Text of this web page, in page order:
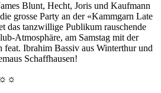
Blunt, Hecht, Joris und Kaufmann
grosse Party an der «Kammgarn Late
das tanzwillige Publikum rauschende
Atmosphäre, am Samstag mit der
Ibrahim Bassiv aus Winterthur und
Schaffhausen!